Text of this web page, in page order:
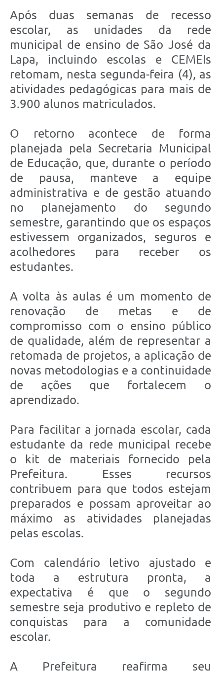
Após duas semanas de recesso
escolar, as unidades da rede
municipal de ensino de São José da
Lapa, incluindo escolas e CEMEIs
retomam, nesta segunda-feira (4), as
atividades pedagógicas para mais de
3.900 alunos matriculados.
O retorno acontece de forma
planejada pela Secretaria Municipal
de Educação, que, durante o período
de pausa, manteve a equipe
administrativa e de gestão atuando
no planejamento do segundo
semestre, garantindo que os espaços
estivessem organizados, seguros e
acolhedores para receber os
estudantes.
A volta às aulas é um momento de
renovação de metas e de
compromisso com o ensino público
de qualidade, além de representar a
retomada de projetos, a aplicação de
novas metodologias e a continuidade
de ações que fortalecem o
aprendizado.
Para facilitar a jornada escolar, cada
estudante da rede municipal recebe
o kit de materiais fornecido pela
Prefeitura. Esses recursos
contribuem para que todos estejam
preparados e possam aproveitar ao
máximo as atividades planejadas
pelas escolas.
Com calendário letivo ajustado e
toda a estrutura pronta, a
expectativa é que o segundo
semestre seja produtivo e repleto de
conquistas para a comunidade
escolar.
A Prefeitura reafirma seu